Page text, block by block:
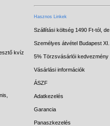
kvíz
Hasznos Linkek
Szállítási költség 1490 Ft-tól,
Személyes átvétel Budapest
5% Törzsvásárlói kedvezmény
Vásárlási információk
ÁSZF
Adatkezelés
Garancia
Panaszkezelés